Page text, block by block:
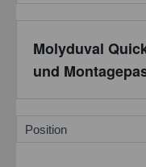
Molyduval
und